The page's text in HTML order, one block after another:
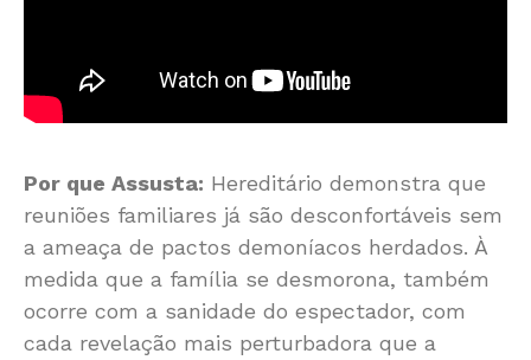
Por que Assusta: Hereditário demonstra que
reuniões familiares já são desconfortáveis sem
a ameaça de pactos demoníacos herdados. À
medida que a família se desmorona, também
ocorre com a sanidade do espectador, com
cada revelação mais perturbadora que a